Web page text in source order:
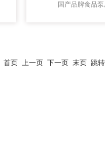
国产品牌食品
首页 上一页 下一页 末页 跳